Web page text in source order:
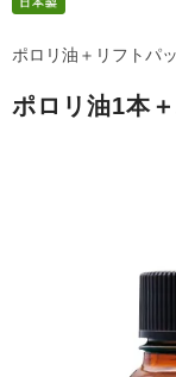
ポロリ油＋リフトパ
ポロリ油1本